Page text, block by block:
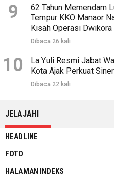
9
62 Tahun Memendam
Tempur KKO Manaor
Kisah Operasi Dwikora
Dibaca 26 kali
10
La Yuli Resmi Jabat
Kota Ajak Perkuat
Dibaca 22 kali
JELAJAHI
HEADLINE
FOTO
HALAMAN INDEKS